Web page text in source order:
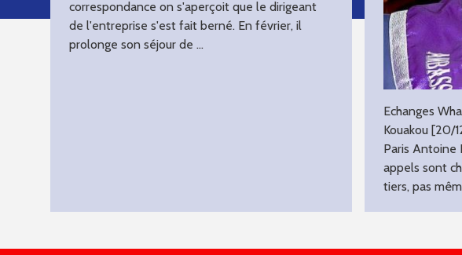
correspondance on s'aperçoit que le dirigeant
de l'entreprise s'est fait berné. En février, il
prolonge son séjour de ...
Echanges
Kouakou [20/
Paris Antoine
appels sont
tiers, pas